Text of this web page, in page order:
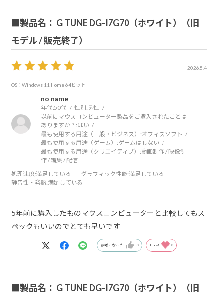
■製品名： G TUNE DG-I7G70（ホワイト）（旧
モデル / 販売終了）
2026.5.4
OS：Windows 11 Home 64ビット
no name
年代:50代 性別:男性
以前にマウスコンピューター製品をご購入されたことは
ありますか？:はい
最も使用する用途（一般・ビジネス）:オフィスソフト
最も使用する用途（ゲーム）:ゲームはしない
最も使用する用途（クリエイティブ）:動画制作 / 映像制
作 / 編集 / 配信
処理速度:満足している グラフィック性能:満足している
静音性・発熱:満足している
5年前に購入したものマウスコンピューターと比較してもス
ペックもいいのでとても早いです
参考になった 0 Like! 0
■製品名： G TUNE DG-I7G70（ホワイト）（旧